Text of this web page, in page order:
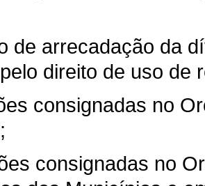
de arrecadação da
direito de uso de
consignadas no
consignadas no